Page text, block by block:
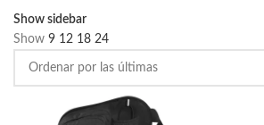
Show sidebar
Show 9 12 18 24